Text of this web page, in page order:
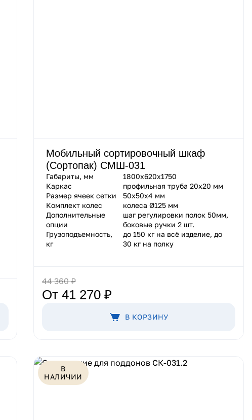
Мобильный сортировочный шкаф
(Сортопак) СМШ-031
Габариты, мм
1800х620х1750
Каркас
профильная труба 20х20 мм
Размер ячеек сетки
50х50х4 мм
Комплект колес
колеса Ø125 мм
Дополнительные
опции
шаг регулировки полок 50мм,
боковые ручки 2 шт.
Грузоподъемность,
кг
до 150 кг на всё изделие, до
30 кг на полку
44 360 ₽
От 41 270 ₽
В КОРЗИНУ
В
НАЛИЧИИ